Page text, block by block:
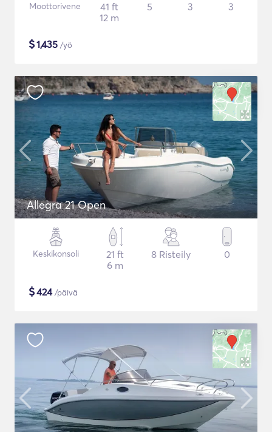
Moottorivene
41 ft
12 m
5 3 3
$1,435 /yö
Allegra 21 Open
Keskikonsoli
21 ft
6 m
8 Risteily 0
$424/päivä